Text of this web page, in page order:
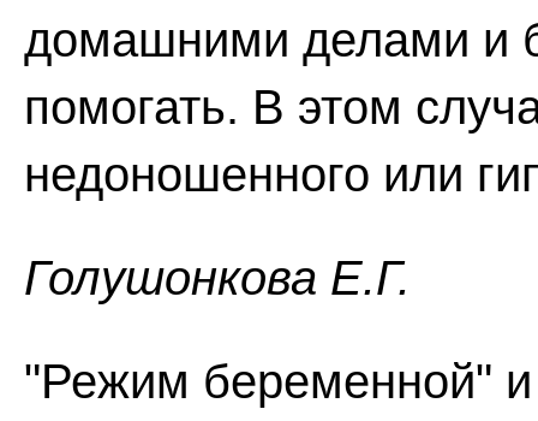
домашними делами и
помогать. В этом
недоношенного или
Голушонкова Е.Г.
"Режим беременной"